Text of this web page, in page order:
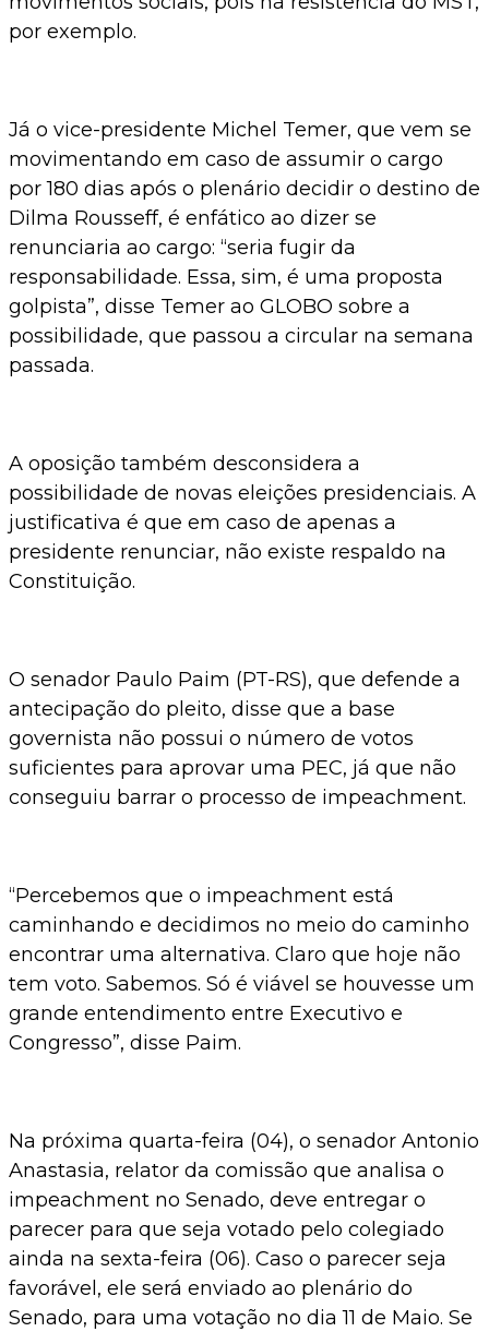
por exemplo.
Já o vice-presidente Michel Temer, que vem se
movimentando em caso de assumir o cargo
por 180 dias após o plenário decidir o destino de
Dilma Rousseff, é enfático ao dizer se
renunciaria ao cargo: “seria fugir da
responsabilidade. Essa, sim, é uma proposta
golpista”, disse Temer ao GLOBO sobre a
possibilidade, que passou a circular na semana
passada.
A oposição também desconsidera a
possibilidade de novas eleições presidenciais. A
justificativa é que em caso de apenas a
presidente renunciar, não existe respaldo na
Constituição.
O senador Paulo Paim (PT-RS), que defende a
antecipação do pleito, disse que a base
governista não possui o número de votos
suficientes para aprovar uma PEC, já que não
conseguiu barrar o processo de impeachment.
“Percebemos que o impeachment está
caminhando e decidimos no meio do caminho
encontrar uma alternativa. Claro que hoje não
tem voto. Sabemos. Só é viável se houvesse um
grande entendimento entre Executivo e
Congresso”, disse Paim.
Na próxima quarta-feira (04), o senador Antonio
Anastasia, relator da comissão que analisa o
impeachment no Senado, deve entregar o
parecer para que seja votado pelo colegiado
ainda na sexta-feira (06). Caso o parecer seja
favorável, ele será enviado ao plenário do
Senado, para uma votação no dia 11 de Maio. Se